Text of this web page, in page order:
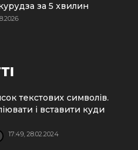
за 5 хвилин
текстових символів.
і вставити куди
17:49, 28.02.2024